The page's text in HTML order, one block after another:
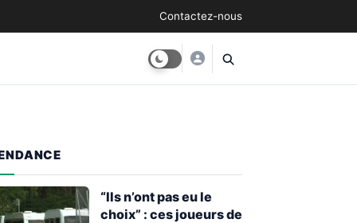
Contactez-nous
“Ils n’ont pas eu le
choix” : ces joueurs de